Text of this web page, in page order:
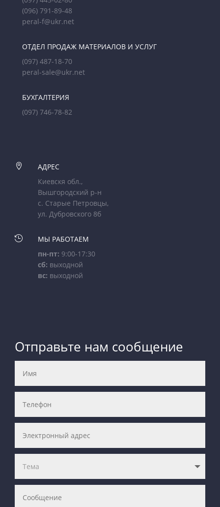
(096) 791-89-48
peral-f@ukr.net
ОТДЕЛ ПРОДАЖ МАТЕРИАЛОВ И УСЛУГ
(097) 487-18-70
peral-sale@ukr.net
БУХГАЛТЕРИЯ
(097) 746-78-82

АДРЕС
Киевскя обл.,
Вышгородский р-н
с. Старые Петровцы,
ул. Дубровского 8б

МЫ РАБОТАЕМ
пн-пт: 9:00-17:30
сб: выходной
вс: выходной
Отправьте нам сообщение